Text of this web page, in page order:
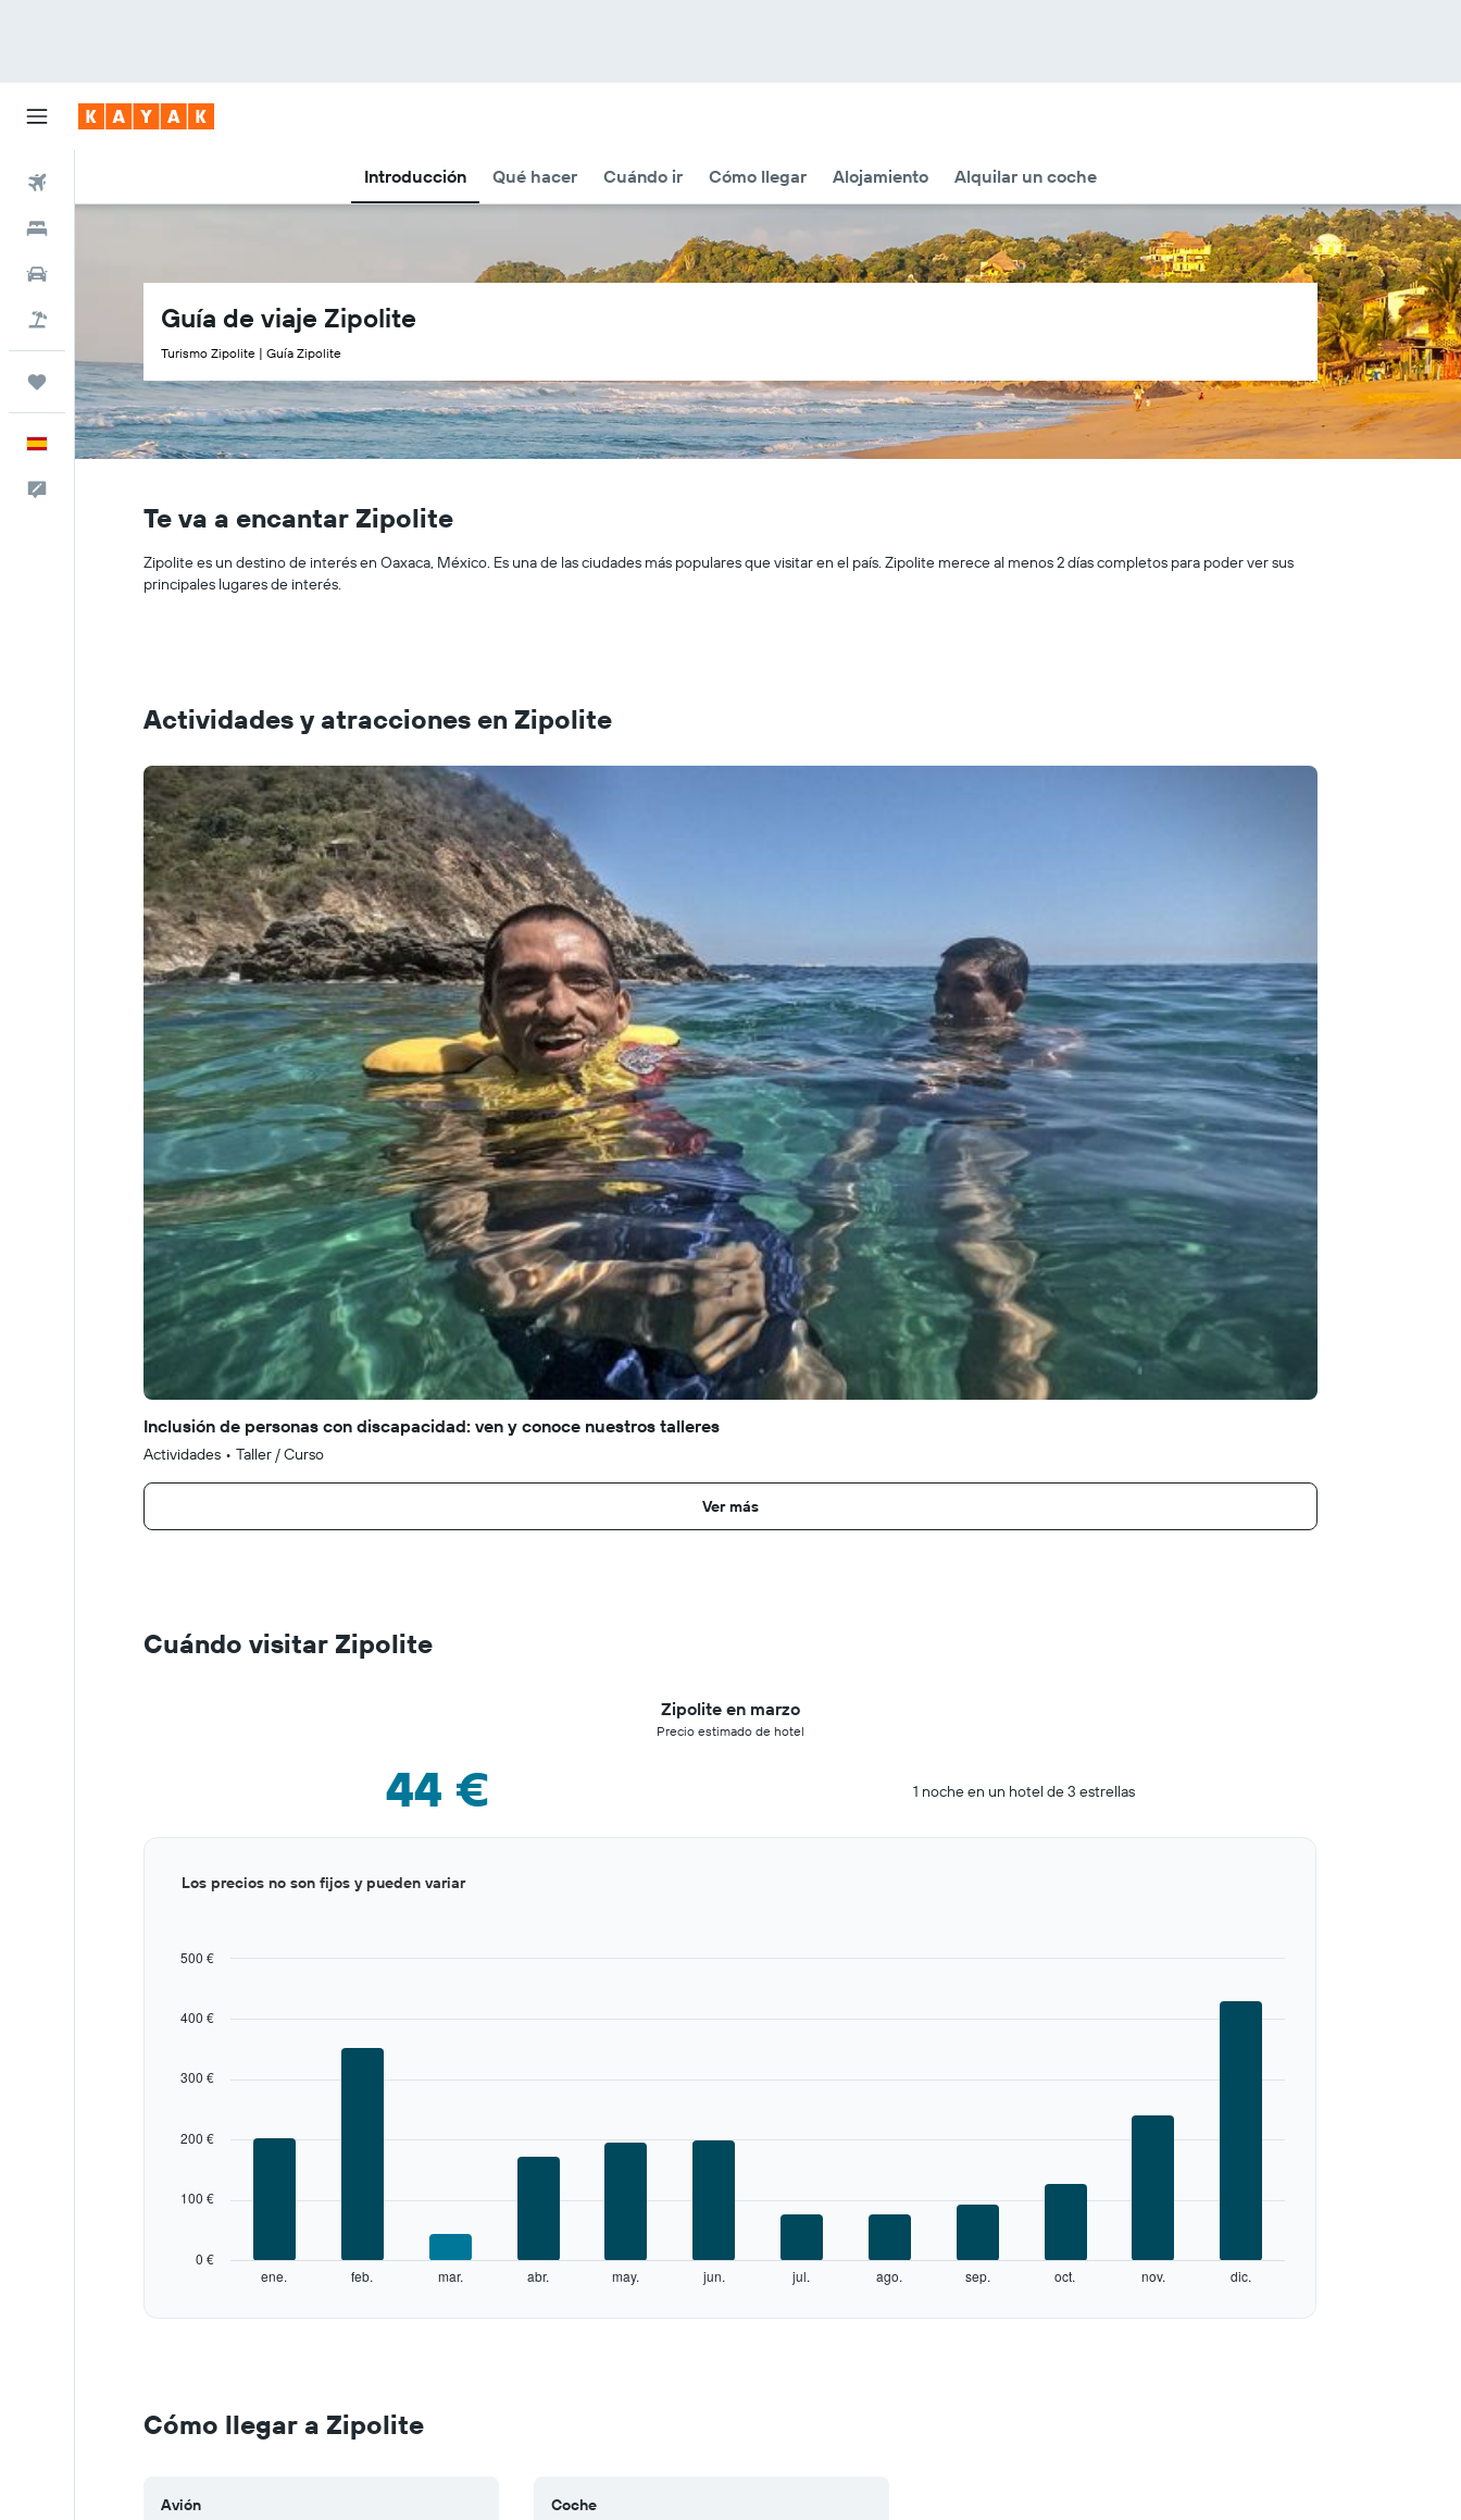
Introducción Qué hacer Cuándo ir Cómo llegar Alojamiento Alquilar un coche
Trips
Español
Guía de viaje Zipolite
Turismo Zipolite | Guía Zipolite
Te va a encantar Zipolite
Zipolite es un destino de interés en Oaxaca, México. Es una de las ciudades más populares que visitar en el país. Zipolite merece al menos 2 días completos para poder ver sus
principales lugares de interés.
Actividades y atracciones en Zipolite
Inclusión de personas con discapacidad: ven y conoce nuestros talleres
Actividades • Taller / Curso
Ver más
Cuándo visitar Zipolite
Zipolite en marzo
Precio estimado de hotel
44 € 1 noche en un hotel de 3 estrellas
Range:
categories.
to
500.
graphic.
ene. feb. mar. abr. may. jun. jul. ago. sep. oct. nov. dic.
0 €
100 €
200 €
300 €
400 €
500 €
Los precios no son fijos y pueden variar
of
interactive
Cómo llegar a Zipolite
Avión
Coche